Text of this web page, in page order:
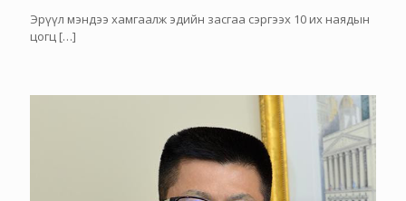
Эрүүл мэндээ хамгаалж эдийн засгаа сэргээх 10 их наядын
цогц […]